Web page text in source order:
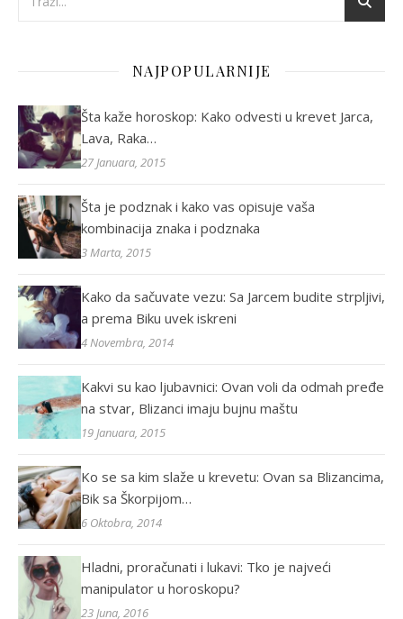
NAJPOPULARNIJE
Šta kaže horoskop: Kako odvesti u krevet Jarca,
Lava, Raka…
27 Januara, 2015
Šta je podznak i kako vas opisuje vaša
kombinacija znaka i podznaka
3 Marta, 2015
Kako da sačuvate vezu: Sa Jarcem budite strpljivi,
a prema Biku uvek iskreni
4 Novembra, 2014
Kakvi su kao ljubavnici: Ovan voli da odmah pređe
na stvar, Blizanci imaju bujnu maštu
19 Januara, 2015
Ko se sa kim slaže u krevetu: Ovan sa Blizancima,
Bik sa Škorpijom…
6 Oktobra, 2014
Hladni, proračunati i lukavi: Tko je najveći
manipulator u horoskopu?
23 Juna, 2016